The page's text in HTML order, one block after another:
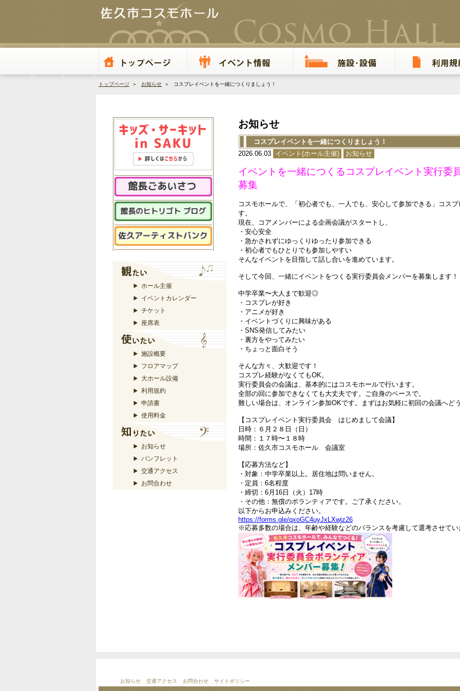
トップページ ＞ お知らせ ＞ コスプレイベントを一緒につくりましょう！
ホール主催
イベントカレンダー
チケット
座席表
施設概要
フロアマップ
大ホール設備
利用規約
申請書
使用料金
お知らせ
パンフレット
交通アクセス
お問合わせ
お知らせ
コスプレイベントを一緒につくりましょう！
2026.06.03 イベント(ホール主催) お知らせ
イベントを一緒につくるコスプレイベント実行委
募集
コスモホールで、「初心者でも、一人でも、安心して参加できる」コス
す。
現在、コアメンバーによる企画会議がスタートし、
・安心安全
・急かされずにゆっくりゆったり参加できる
・初心者でもひとりでも参加しやすい
そんなイベントを目指して話し合いを進めています。
そして今回、一緒にイベントをつくる実行委員会メンバーを募集します！
中学卒業〜大人まで歓迎◎
・コスプレが好き
・アニメが好き
・イベントづくりに興味がある
・SNS発信してみたい
・裏方をやってみたい
・ちょっと面白そう
そんな方々、大歓迎です！
コスプレ経験がなくてもOK。
実行委員会の会議は、基本的にはコスモホールで行います。
全部の回に参加できなくても大丈夫です。ご自身のペースで。
難しい場合は、オンライン参加OKです。まずはお気軽に初回の会議へど
【コスプレイベント実行委員会 はじめまして会議】
日時：６月２８日（日）
時間：１７時〜１８時
場所：佐久市コスモホール 会議室
【応募方法など】
・対象：中学卒業以上。居住地は問いません。
・定員：6名程度
・締切：6月16日（火）17時
・その他：無償のボランティアです。ご了承ください。
以下からお申込みください。
https://forms.gle/qxoGC4uyJxLXwjz26
※応募多数の場合は、年齢や経験などのバランスを考慮して選考させて
お知らせ 交通アクセス お問合わせ サイトポリシー